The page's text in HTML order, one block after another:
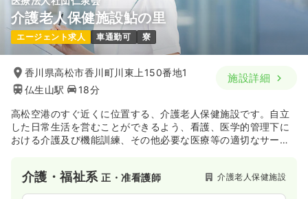
介護老人保健施設鮎の里
エージェント求人 車通勤可 寮
香川県高松市香川町川東上150番地1
仏生山駅
18分
施設詳細
高松空港のすぐ近くに位置する、介護老人保健施設です。自立
した日常生活を営むことができるよう、看護、医学的管理下に
おける介護及び機能訓練、その他必要な医療等の適切なサービ
介護・福祉系正・准看護師 介護老人保健施設